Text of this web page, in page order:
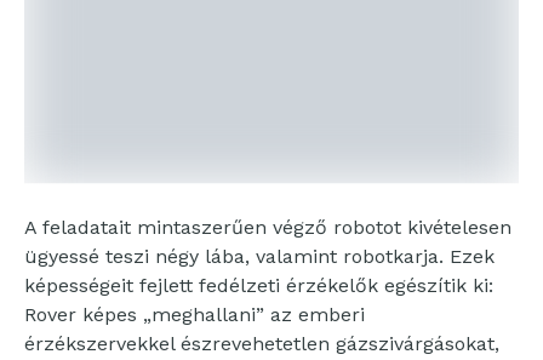
A feladatait mintaszerűen végző robotot kivételesen
ügyessé teszi négy lába, valamint robotkarja. Ezek
képességeit fejlett fedélzeti érzékelők egészítik ki:
Rover képes „meghallani” az emberi
érzékszervekkel észrevehetetlen gázszivárgásokat,